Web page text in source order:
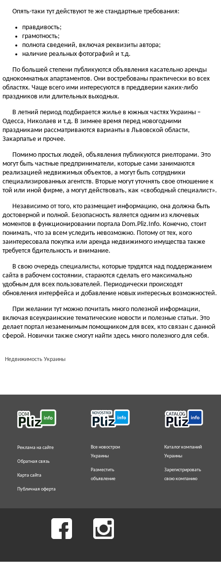
Опять-таки тут действуют те же стандартные требования:
правдивость;
грамотность;
полнота сведений, включая реквизиты автора;
наличие реальных фотографий и т.д.
По большей степени публикуются объявления касательно аренды
однокомнатных апартаментов. Они востребованы практически во всех
областях. Чаще всего ими интересуются в преддверии каких-либо
праздников или длительных выходных.
В летний период подбирается жилье в южных частях Украины –
Одесса, Николаев и т.д. В зимнее время перед новогодними
праздниками рассматриваются варианты в Львовской области,
Закарпатье и прочее.
Помимо простых людей, объявления публикуются риелторами. Это
могут быть частные предприниматели, которые сами занимаются
реализацией недвижимых объектов, а могут быть сотрудники
специализированных агентств. Вторые могут уточнять свое отношение к
той или иной фирме, а могут действовать, как «свободный специалист».
Независимо от того, кто размещает информацию, она должна быть
достоверной и полной. Безопасность является одним из ключевых
моментов в функционировании портала Dom.Pliz.Info. Конечно, стоит
понимать, что за всем уследить невозможно. Потому от тех, кого
заинтересовала покупка или аренда недвижимого имущества также
требуется бдительность и внимание.
В свою очередь специалисты, которые трудятся над поддержанием
сайта в рабочем состоянии, стараются сделать его максимально
удобным для всех пользователей. Периодически происходят
обновления интерфейса и добавление новых интересных возможностей.
При желании тут можно почитать много полезной информации,
включая всеукраинские тематические новости и полезные статьи. Это
делает портал незаменимым помощником для всех, кто связан с данной
сферой. Новички также смогут найти здесь много полезного для себя.
Недвижимость Украины
Реклама на сайте
Обратная связь
Карта сайта
Публичная оферта
Все новострои
Украины
Разместить
объявление
Каталог компаний
Украины
Зарегистрировать
свою компанию